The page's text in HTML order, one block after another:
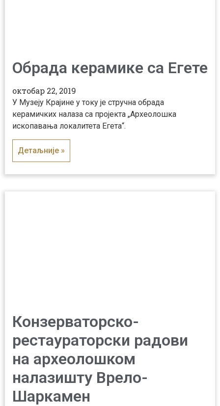
Обрада керамике са Егете
октобар 22, 2019
У Музеју Крајине у току је стручна обрада
керамичких налаза са пројекта „Археолошка
ископавања локалитета Егета“.
Детаљније »
Конзерваторско-
рестаураторски радови
на археолошком
налазишту Врело-
Шаркамен